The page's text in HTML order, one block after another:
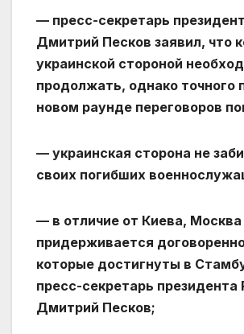
— пресс-секретарь
Дмитрий Песков заявил, что
украинской стороной
продолжать, однако точного
новом раунде переговоров
— украинская сторона не
своих погибших
— в отличие от Киева, Москва
придерживается
которые достигнуты в
пресс-секретарь президента
Дмитрий Песков;